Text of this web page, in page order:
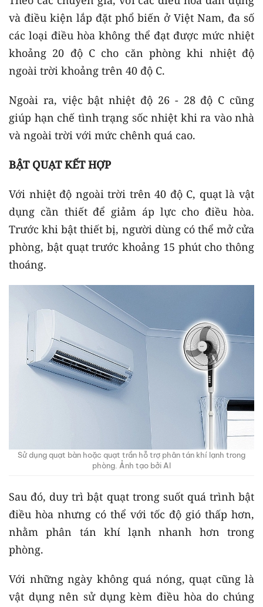
và điều kiện lắp đặt phổ biến ở Việt Nam, đa số
các loại điều hòa không thể đạt được mức nhiệt
khoảng 20 độ C cho căn phòng khi nhiệt độ
ngoài trời khoảng trên 40 độ C.
Ngoài ra, việc bật nhiệt độ 26 - 28 độ C cũng
giúp hạn chế tình trạng sốc nhiệt khi ra vào nhà
và ngoài trời với mức chênh quá cao.
BẬT QUẠT KẾT HỢP
Với nhiệt độ ngoài trời trên 40 độ C, quạt là vật
dụng cần thiết để giảm áp lực cho điều hòa.
Trước khi bật thiết bị, người dùng có thể mở cửa
phòng, bật quạt trước khoảng 15 phút cho thông
thoáng.
Sử dụng quạt bàn hoặc quạt trần hỗ trợ phân tán khí lạnh trong
phòng. Ảnh tạo bởi AI
Sau đó, duy trì bật quạt trong suốt quá trình bật
điều hòa nhưng có thể với tốc độ gió thấp hơn,
nhằm phân tán khí lạnh nhanh hơn trong
phòng.
Với những ngày không quá nóng, quạt cũng là
vật dụng nên sử dụng kèm điều hòa do chúng